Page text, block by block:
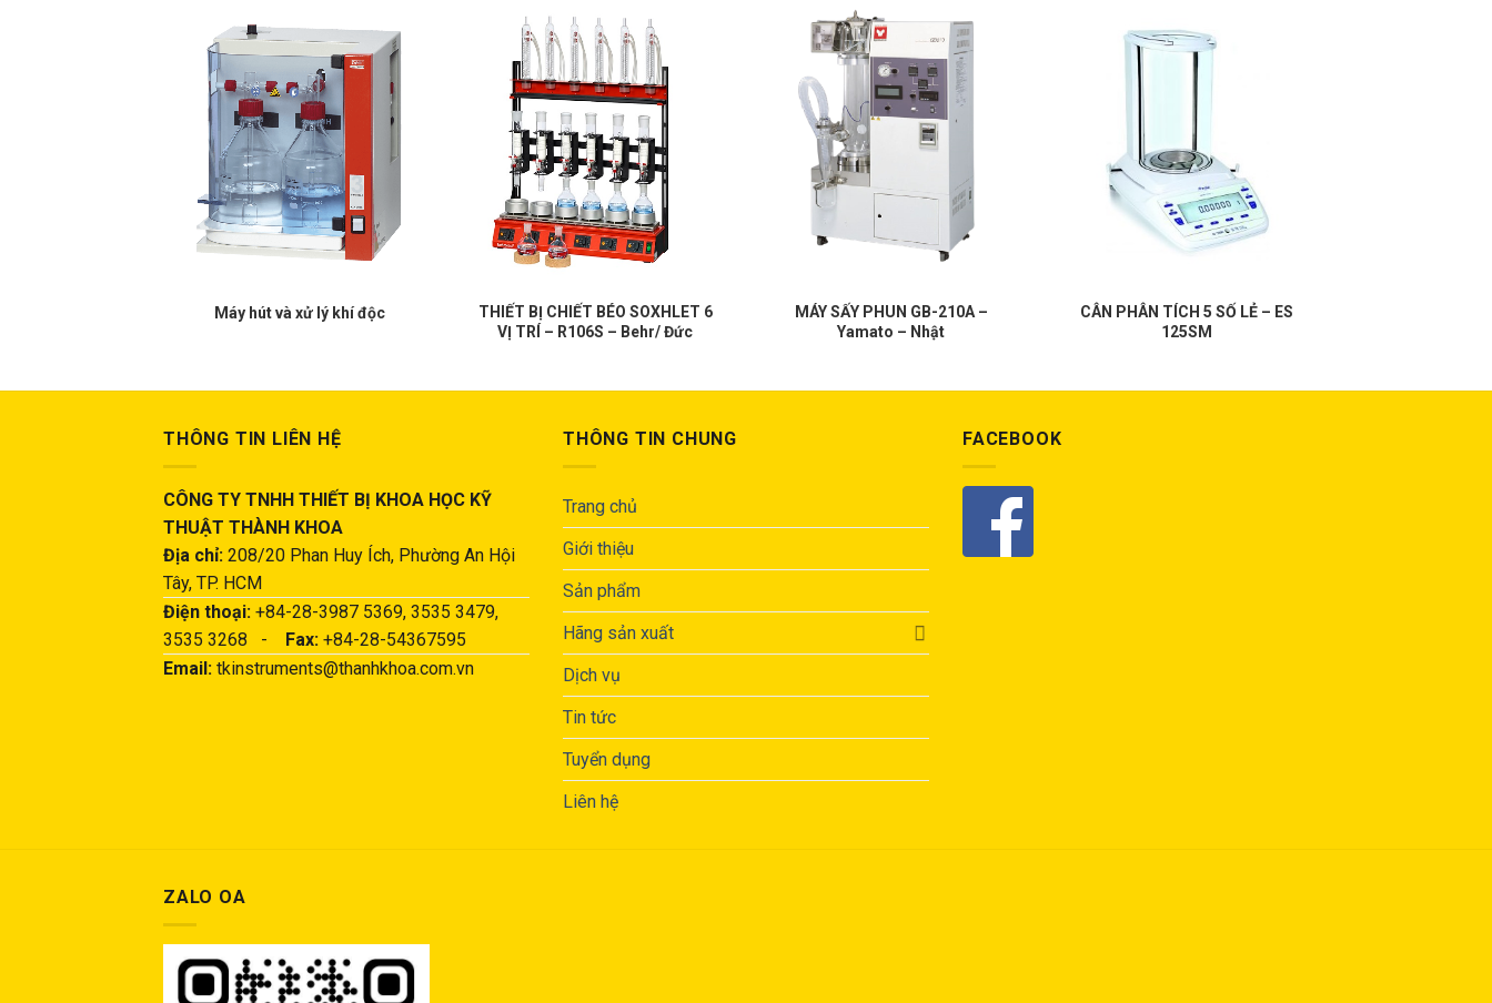
Máy hút và xử lý khí độc
THIẾT BỊ CHIẾT BÉO SOXHLET 6
VỊ TRÍ – R106S – Behr/ Đức
MÁY SẤY PHUN GB-210A –
Yamato – Nhật
CÂN PHÂN TÍCH 5 SỐ LẺ – ES
125SM
THÔNG TIN LIÊN HỆ
CÔNG TY TNHH THIẾT BỊ KHOA HỌC KỸ
THUẬT THÀNH KHOA
Địa chỉ: 208/20 Phan Huy Ích, Phường An Hội
Tây, TP. HCM
Điện thoại: +84-28-3987 5369, 3535 3479,
3535 3268 - Fax: +84-28-54367595
Email: tkinstruments@thanhkhoa.com.vn
THÔNG TIN CHUNG
Trang chủ
Giới thiệu
Sản phẩm
Hãng sản xuất
Dịch vụ
Tin tức
Tuyển dụng
Liên hệ
FACEBOOK
ZALO OA